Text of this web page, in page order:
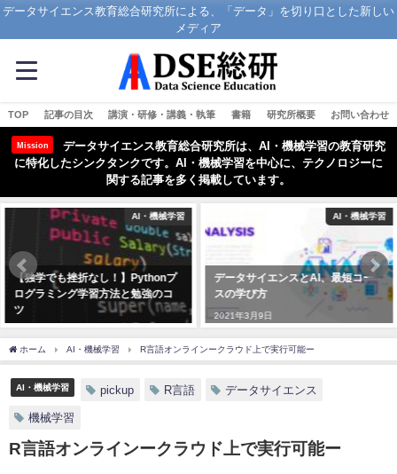
データサイエンス教育総合研究所による、「データ」を切り口とした新しい
メディア
TOP 記事の目次 講演・研修・講義・執筆 書籍 研究所概要 お問い合わせ
Mission
データサイエンス教育総合研究所は、AI・機械学習の教育研究
に特化したシンクタンクです。AI・機械学習を中心に、テクノロジーに
関する記事を多く掲載しています。
AI・機械学習
データサイエンスとAI、最短コー
スの学び方
AI・機械
機械学習初心者はまず決定木と
ンダムフォレストを学ぼう！
2021年3月26日
ホーム AI・機械学習 R言語オンラインークラウド上で実行可能ー
AI・機械学習 pickup R言語 データサイエンス
機械学習
R言語オンラインークラウド上で実行可能ー